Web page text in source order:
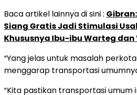
Baca artikel lainnya di sini :
Siang Gratis Jadi Stimulasi
Khususnya Ibu-ibu Warteg dan
“Yang jelas untuk masalah
menggarap transportasi
“Kita pastikan transportasi umum